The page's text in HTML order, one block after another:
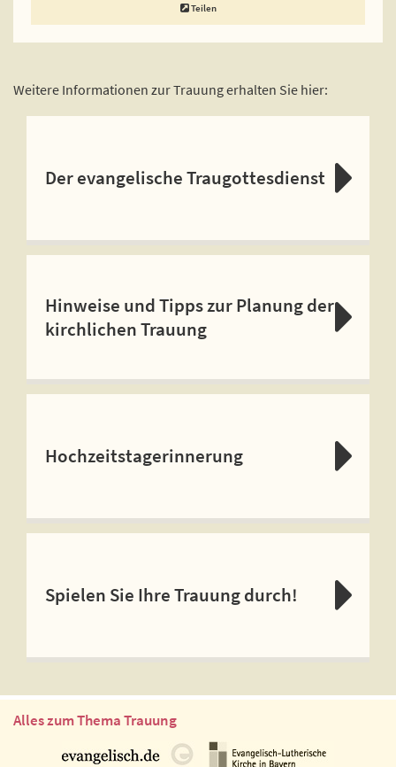
Teilen
Weitere Informationen zur Trauung erhalten Sie hier:
Der evangelische Traugottesdienst
Hinweise und Tipps zur Planung der
kirchlichen Trauung
Hochzeitstagerinnerung
Spielen Sie Ihre Trauung durch!
Alles zum Thema Trauung